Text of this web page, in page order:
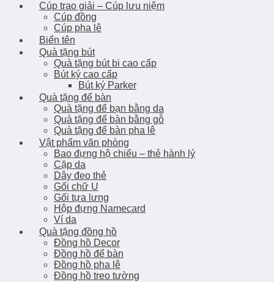
Cúp trao giải – Cúp lưu niệm
Cúp đồng
Cúp pha lê
Biển tên
Quà tặng bút
Quà tặng bút bi cao cấp
Bút ký cao cấp
Bút ký Parker
Quà tặng để bàn
Quà tặng để bạn bằng da
Quà tặng để bàn bằng gỗ
Quà tặng để bàn pha lê
Vật phẩm văn phòng
Bao đựng hộ chiếu – thẻ hành lý
Cặp da
Dây đeo thẻ
Gối chữ U
Gối tựa lưng
Hộp đựng Namecard
Ví da
Quà tặng đồng hồ
Đồng hồ Decor
Đồng hồ để bàn
Đồng hồ pha lê
Đồng hồ treo tường